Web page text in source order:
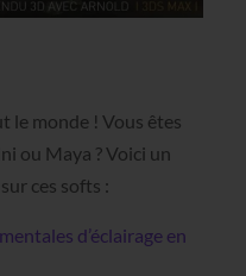
le monde ! Vous êtes
ou Maya ? Voici un
ces softs :
d’éclairage en